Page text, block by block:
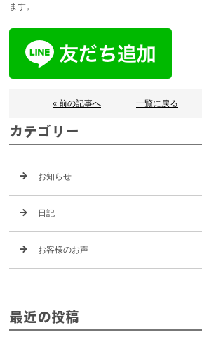
ます。
« 前の記事へ 一覧に戻る
カテゴリー
お知らせ
日記
お客様のお声
最近の投稿